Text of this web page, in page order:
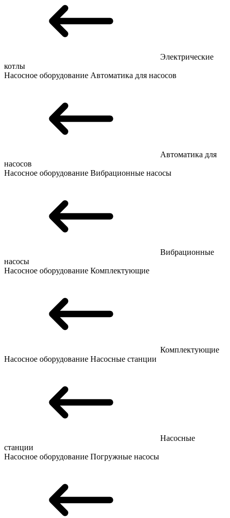
Электрические
котлы
Насосное оборудование Автоматика для насосов
Автоматика для
насосов
Насосное оборудование Вибрационные насосы
Вибрационные
насосы
Насосное оборудование Комплектующие
Комплектующие
Насосное оборудование Насосные станции
Насосные
станции
Насосное оборудование Погружные насосы